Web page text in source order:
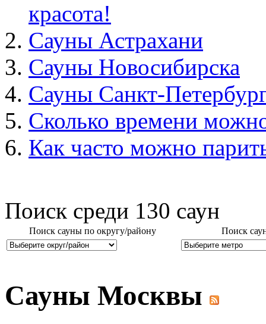
красота!
Сауны Астрахани
Сауны Новосибирска
Сауны Санкт-
Сколько времени
Как часто можно
Поиск среди 130 саун
Поиск сауны по округу/району Поиск
Сауны Москвы